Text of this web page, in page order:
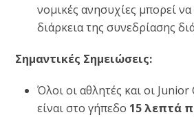
νομικές ανησυχίες μπορεί να
διάρκεια της συνεδρίασης
Σημαντικές Σημειώσεις:
Όλοι οι αθλητές και οι
είναι στο γήπεδο 15 λεπτά